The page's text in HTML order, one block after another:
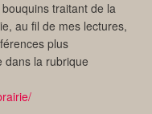
traitant de la
au fil de mes lectures,
plus
dans la rubrique